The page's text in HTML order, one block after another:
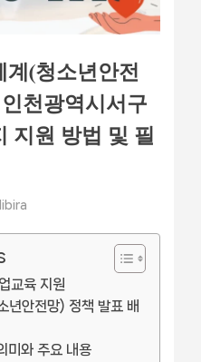
계(청소년안전
천광역시서구
지원 방법 및 필
교육 지원
년안전망) 정책 발표 배
미와 주요 내용